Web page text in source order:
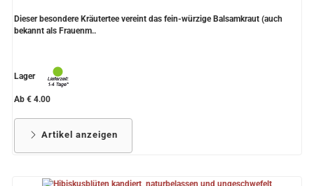
Dieser besondere Kräutertee vereint das fein-würzige Balsamkraut (auch
bekannt als Frauenm..
Lager
Ab € 4.00
Artikel anzeigen